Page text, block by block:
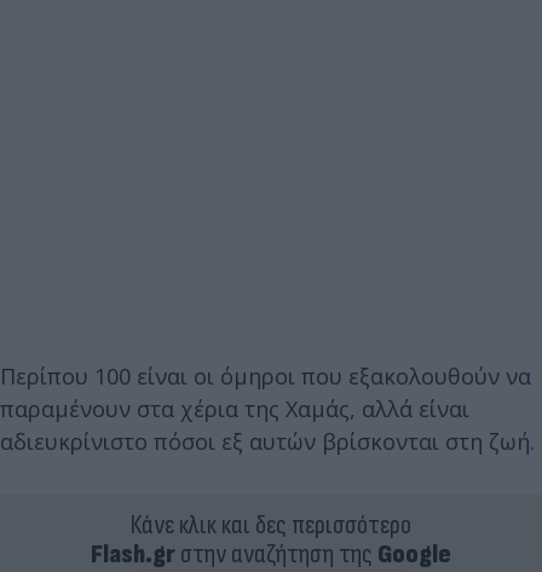
Περίπου 100 είναι οι όμηροι που εξακολουθούν να
παραμένουν στα χέρια της Χαμάς, αλλά είναι
αδιευκρίνιστο πόσοι εξ αυτών βρίσκονται στη ζωή.
Κάνε κλικ και δες περισσότερο
Flash.grστην αναζήτηση της Google